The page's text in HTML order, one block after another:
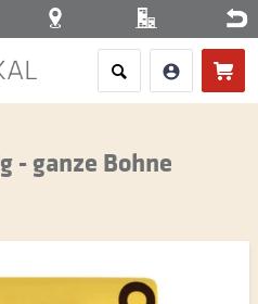
- ganze Bohne